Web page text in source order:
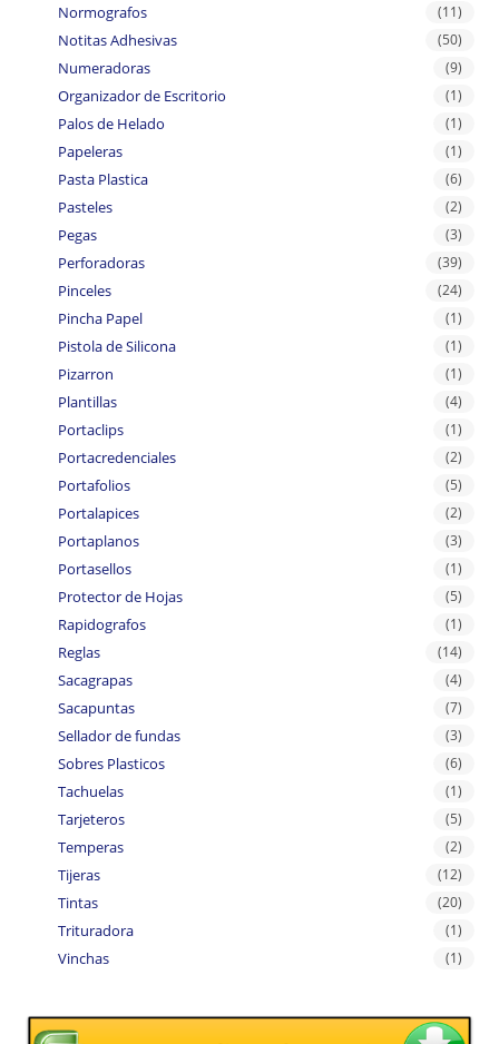
Normografos (11)
Notitas Adhesivas (50)
Numeradoras (9)
Organizador de Escritorio (1)
Palos de Helado (1)
Papeleras (1)
Pasta Plastica (6)
Pasteles (2)
Pegas (3)
Perforadoras (39)
Pinceles (24)
Pincha Papel (1)
Pistola de Silicona (1)
Pizarron (1)
Plantillas (4)
Portaclips (1)
Portacredenciales (2)
Portafolios (5)
Portalapices (2)
Portaplanos (3)
Portasellos (1)
Protector de Hojas (5)
Rapidografos (1)
Reglas (14)
Sacagrapas (4)
Sacapuntas (7)
Sellador de fundas (3)
Sobres Plasticos (6)
Tachuelas (1)
Tarjeteros (5)
Temperas (2)
Tijeras (12)
Tintas (20)
Trituradora (1)
Vinchas (1)